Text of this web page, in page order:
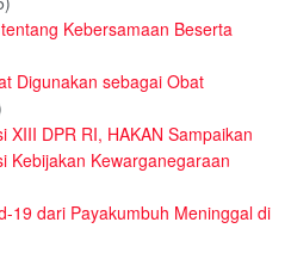
Kebersamaan Beserta
Digunakan sebagai Obat
XIII DPR RI, HAKAN Sampaikan
Kebijakan Kewarganegaraan
19 dari Payakumbuh Meninggal di